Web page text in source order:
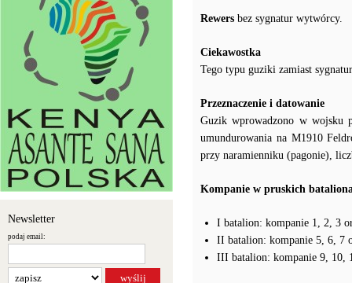
Newsletter
podaj email:
Rewers bez sygnatur wytwórcy.
Ciekawostka
Tego typu guziki zamiast
Przeznaczenie i datowanie
Guzik wprowadzono w wojsku
umundurowania na M1910
przy naramienniku (pagonie),
Kompanie w pruskich
I batalion: kompanie 1, 2, 3
II batalion: kompanie 5, 6, 7
III batalion: kompanie 9, 10,